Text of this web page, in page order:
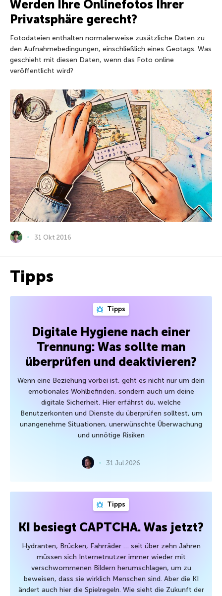
Werden Ihre Onlinefotos Ihrer
Privatsphäre gerecht?
Fotodateien enthalten normalerweise zusätzliche Daten zu
den Aufnahmebedingungen, einschließlich eines Geotags. Was
geschieht mit diesen Daten, wenn das Foto online
veröffentlicht wird?
31 Okt 2016
Tipps
Tipps
Digitale Hygiene nach einer
Trennung: Was sollte man
überprüfen und deaktivieren?
Wenn eine Beziehung vorbei ist, geht es nicht nur um dein
emotionales Wohlbefinden, sondern auch um deine
digitale Sicherheit. Hier erfährst du, welche
Benutzerkonten und Dienste du überprüfen solltest, um
unangenehme Situationen, unerwünschte Überwachung
und unnötige Risiken
31 Jul 2026
Tipps
KI besiegt CAPTCHA. Was jetzt?
Hydranten, Brücken, Fahrräder … seit über zehn Jahren
müssen sich Internetnutzer immer wieder mit
verschwommenen Bildern herumschlagen, um zu
beweisen, dass sie wirklich Menschen sind. Aber die KI
ändert auch hier die Spielregeln. Wie sieht die Zukunft der